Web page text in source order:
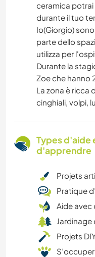
ceramica potrai
durante il tuo
Io(Giorgio)
parte dello
utilizza per
Durante la
Zoe che hanno
La zona è ricca
cinghiali, volpi,
Types d'aide
d'apprendre
Projets
Pratique
Aide
Projets